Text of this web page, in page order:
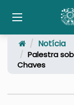
Notícia
Palestra
Chaves